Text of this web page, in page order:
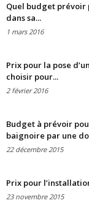
Quel budget prévoir
dans sa...
1 mars 2016
Prix pour la pose
choisir pour...
2 février 2016
Budget à prévoir
baignoire par une
22 décembre 2015
Prix pour
23 novembre 2015